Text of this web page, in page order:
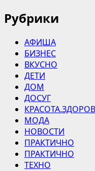
Рубрики
АФИША
БИЗНЕС
ВКУСНО
ДЕТИ
ДОМ
ДОСУГ
МОДА
НОВОСТИ
ПРАКТИЧНО
ПРАКТИЧНО
ТЕХНО